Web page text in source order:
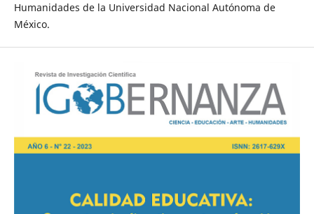
Humanidades de la Universidad Nacional Autónoma de
México.